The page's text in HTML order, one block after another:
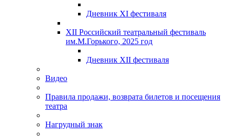
Дневник XI фестиваля
XII Российский театральный фестиваль
им.М.Горького, 2025 год
Дневник XII фестиваля
Видео
Правила продажи, возврата билетов и посещения
театра
Нагрудный знак